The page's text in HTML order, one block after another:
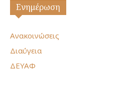
Ενημέρωση
Ανακοινώσεις
Διαύγεια
ΔΕΥΑΦ